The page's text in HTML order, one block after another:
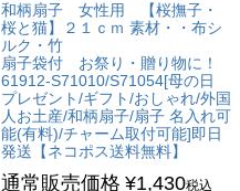
和柄扇子 女性用 【桜撫子・
桜と猫】２１ｃｍ 素材・・布シ
ルク・竹
扇子袋付 お祭り・贈り物に！
61912-S71010/S71054[母の日
プレゼント/ギフト/おしゃれ/外国
人お土産/和柄扇子/扇子 名入れ可
能(有料)/チャーム取付可能]即日
発送【ネコポス送料無料】
通常販売価格 ¥1,430税込